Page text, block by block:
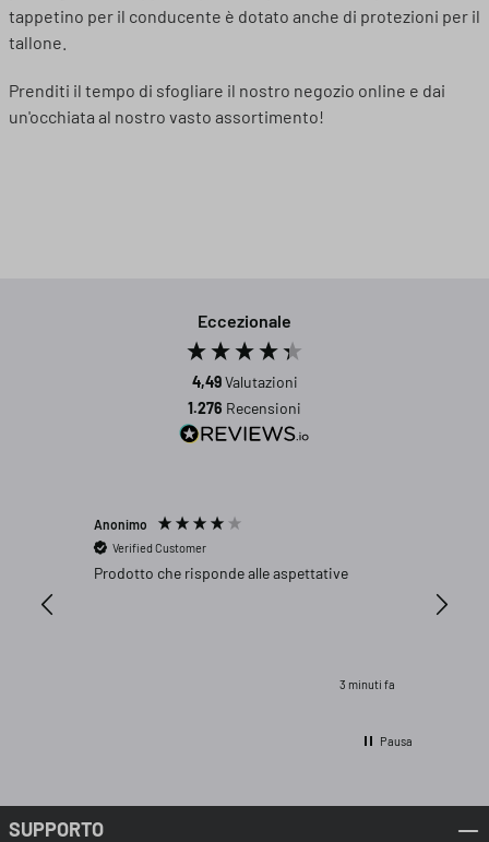
tappetino per il conducente è dotato anche di protezioni per il
tallone.
Prenditi il tempo di sfogliare il nostro negozio online e dai
un'occhiata al nostro vasto assortimento!
Eccezionale
4,49Valutazioni
1.276 Recensioni
Anonimo
Verified Customer
Prodotto che risponde alle aspettative
3 minuti fa
Pausa
SUPPORTO